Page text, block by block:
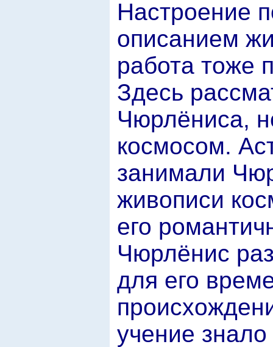
Настроение
описанием
работа тоже
Здесь
Чюрлёниса,
космосом.
занимали
живописи
его
Чюрлёнис
для его
учение